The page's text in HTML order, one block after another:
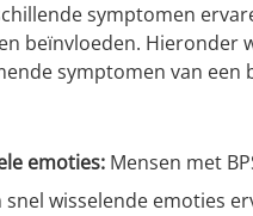
symptomen
beïnvloeden. Hieronder
symptomen van een
emoties:Mensen met
snel wisselende emoties